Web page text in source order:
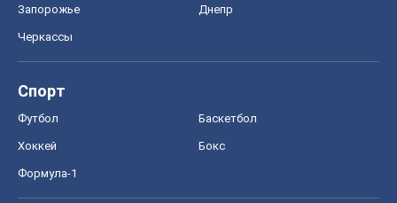
Запорожье Днепр
Черкассы
Спорт
Футбол Баскетбол
Хоккей Бокс
Формула-1